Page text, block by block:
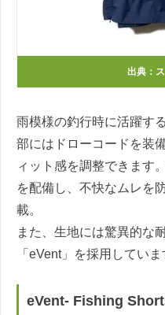
出典：
雨模様の釣行時に活躍す
部にはドローコードを装
ィット感を調整できます
を配備し、不快なムレを
載。
また、生地には驚異的な
「eVent」を採用していま
eVent- Fishing